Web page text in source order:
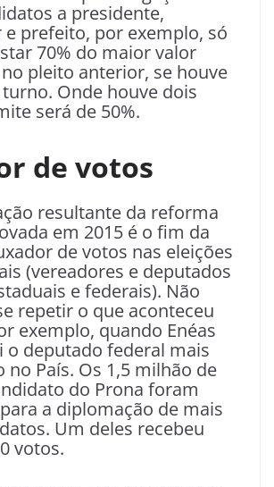
a presidente,
prefeito, por exemplo, só
70% do maior valor
pleito anterior, se houve
Onde houve dois
será de 50%.
de votos
resultante da reforma
em 2015 é o fim da
de votos nas eleições
(vereadores e deputados
e federais). Não
repetir o que aconteceu
exemplo, quando Enéas
o deputado federal mais
no País. Os 1,5 milhão de
do Prona foram
a diplomação de mais
Um deles recebeu
votos.